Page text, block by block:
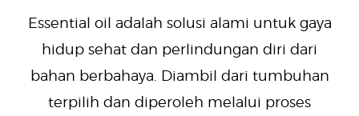
Essential oil adalah solusi alami untuk gaya
hidup sehat dan perlindungan diri dari
bahan berbahaya. Diambil dari tumbuhan
terpilih dan diperoleh melalui proses